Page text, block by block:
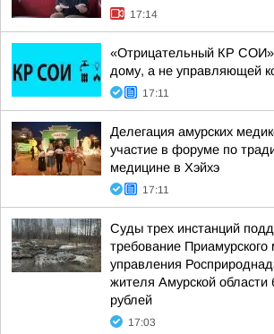
17:14
«Отрицательный КР
дому, а не управляющей
17:11
Делегация амурских
участие в форуме по
медицине в Хэйхэ
17:11
Суды трех инстанций
требование Приамурского
управления
жителя Амурской области
рублей
17:03